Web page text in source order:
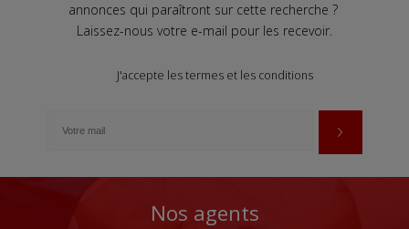
annonces qui paraîtront sur cette recherche ?
Laissez-nous votre e-mail pour les recevoir.
J'accepte les termes et les conditions
Nos agents